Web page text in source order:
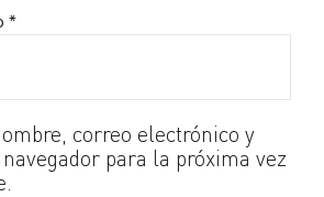
*
correo electrónico y
para la próxima vez